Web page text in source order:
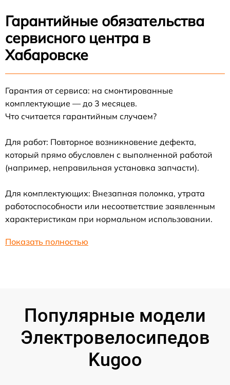
Гарантийные обязательства
сервисного центра в
Хабаровске
Гарантия от сервиса: на смонтированные
комплектующие — до 3 месяцев.
Что считается гарантийным случаем?
Для работ: Повторное возникновение дефекта,
который прямо обусловлен с выполненной работой
(например, неправильная установка запчасти).
Для комплектующих: Внезапная поломка, утрата
работоспособности или несоответствие заявленным
характеристикам при нормальном использовании.
Показать полностью
Популярные модели
Электровелосипедов
Kugoo